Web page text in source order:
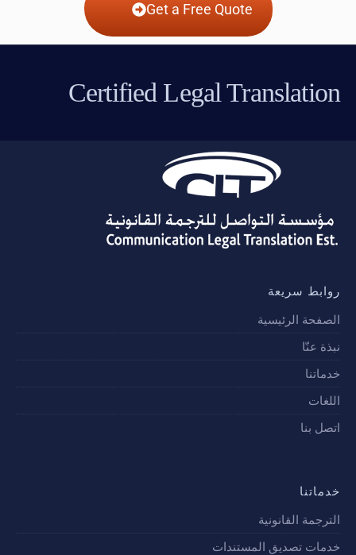
Get a Free Quote
Certified Legal Translation
روابط سريعة
الصفحة الرئيسية
نبذة عنّا
خدماتنا
اللغات
اتصل بنا
خدماتنا
الترجمة القانونية
خدمات تصديق المستندات